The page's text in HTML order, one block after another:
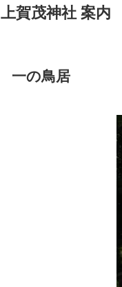
上賀茂神社 案内
一の鳥居